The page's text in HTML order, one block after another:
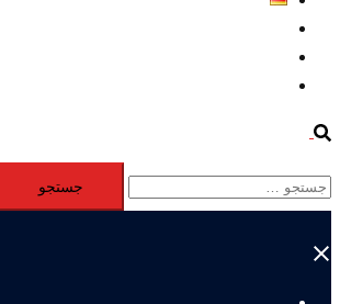
Search
جستجو
برای:
Close